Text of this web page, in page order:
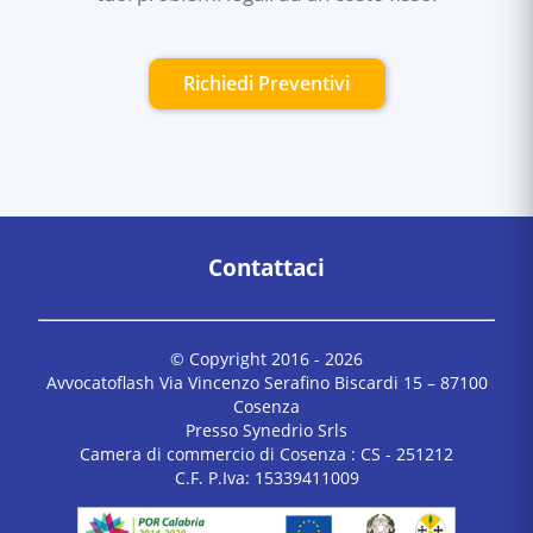
Richiedi Preventivi
Contattaci
© Copyright 2016 - 2026
Avvocatoflash Via Vincenzo Serafino Biscardi 15 – 87100
Cosenza
Presso Synedrio Srls
Camera di commercio di Cosenza : CS - 251212
C.F. P.Iva: 15339411009